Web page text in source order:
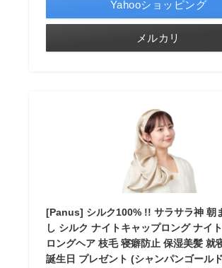
Yahooショッピング
メルカリ
[Panus] シルク100% !! サラサラ神 朝
し シルク ナイトキャップロング ナイ
ロングヘア 枝毛 寝癖防止 保湿美髪 就
誕生日 プレゼント (シャンパンゴール